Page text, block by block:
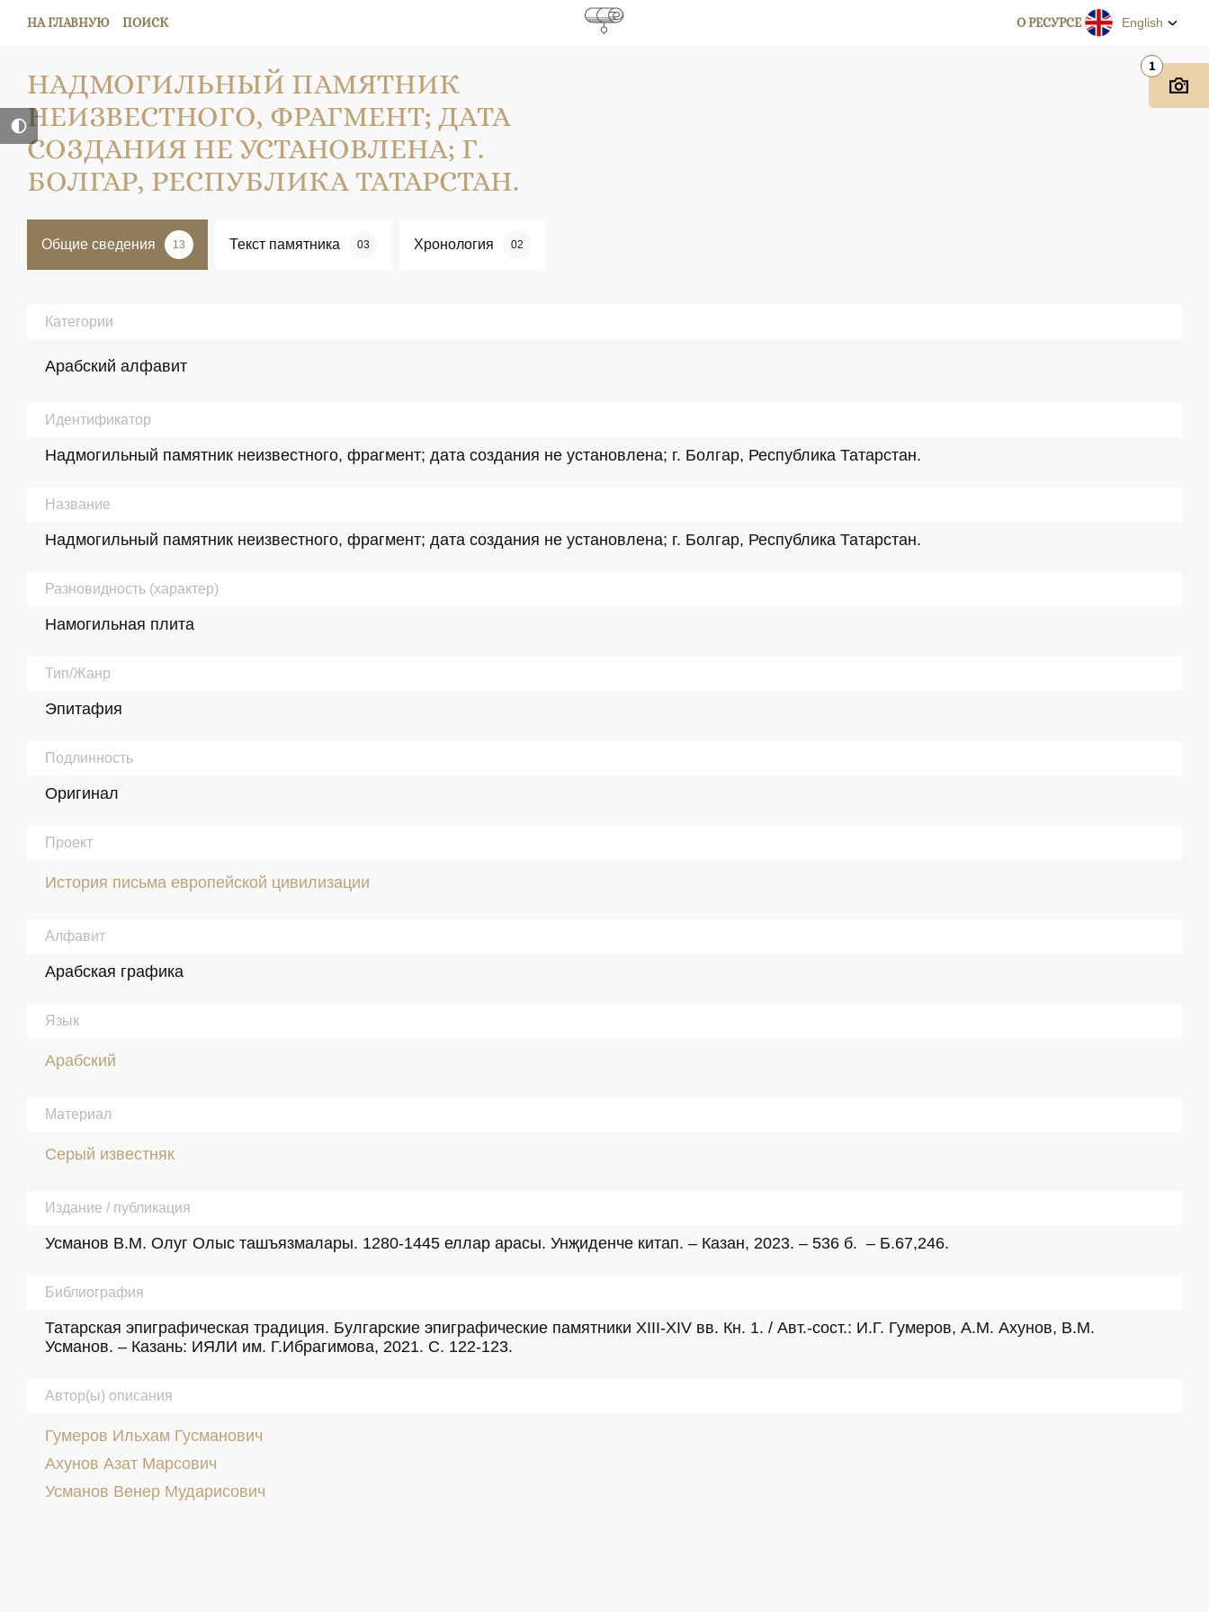
НА ГЛАВНУЮ ПОИСК О РЕСУРСЕ English
НАДМОГИЛЬНЫЙ ПАМЯТНИК
НЕИЗВЕСТНОГО, ФРАГМЕНТ; ДАТА
СОЗДАНИЯ НЕ УСТАНОВЛЕНА; Г.
БОЛГАР, РЕСПУБЛИКА ТАТАРСТАН.
Общие сведения 13 Текст памятника 03 Хронология 02
Категории
Арабский алфавит
Идентификатор
Надмогильный памятник неизвестного, фрагмент; дата создания не установлена; г. Болгар, Республика Татарстан.
Название
Надмогильный памятник неизвестного, фрагмент; дата создания не установлена; г. Болгар, Республика Татарстан.
Разновидность (характер)
Намогильная плита
Тип/Жанр
Эпитафия
Подлинность
Оригинал
Проект
История письма европейской цивилизации
Алфавит
Арабская графика
Язык
Арабский
Материал
Серый известняк
Издание / публикация
Усманов В.М. Олуг Олыс ташъязмалары. 1280-1445 еллар арасы. Унҗиденче китап. – Казан, 2023. – 536 б.  – Б.67,246.
Библиография
Татарская эпиграфическая традиция. Булгарские эпиграфические памятники XIII-XIV вв. Кн. 1. / Авт.-сост.: И.Г. Гумеров, А.М. Ахунов, В.М.
Усманов. – Казань: ИЯЛИ им. Г.Ибрагимова, 2021. С. 122-123.
Автор(ы) описания
Гумеров Ильхам Гусманович
Ахунов Азат Марсович
Усманов Венер Мударисович
1